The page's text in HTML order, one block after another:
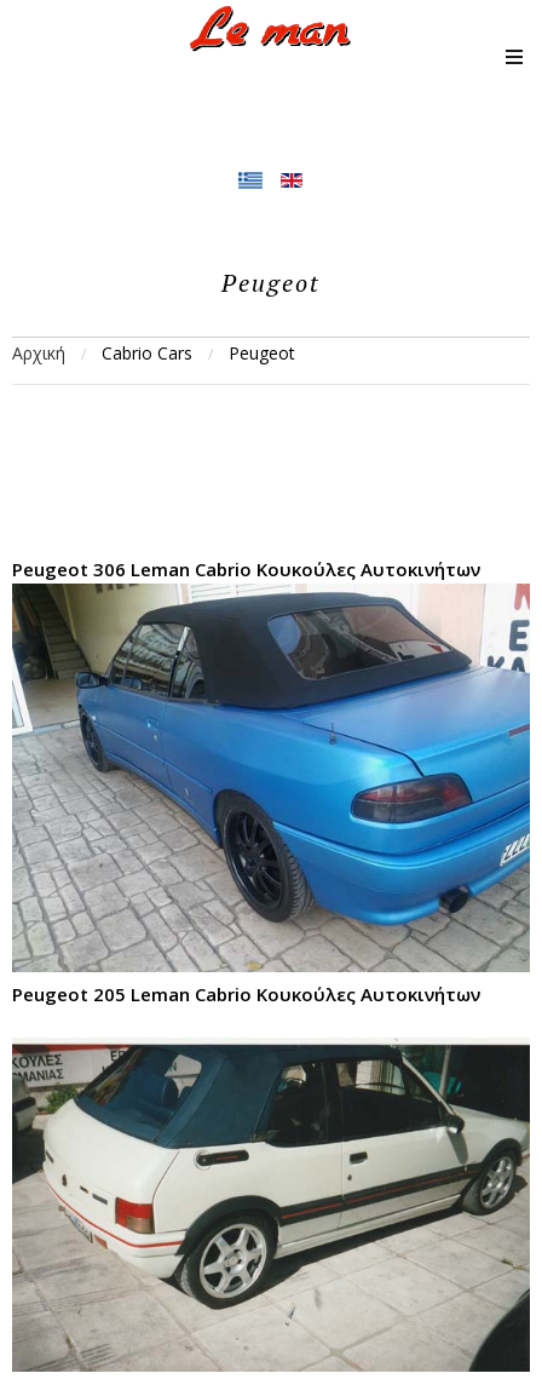
Peugeot
Αρχική / Cabrio Cars / Peugeot
Peugeot 306 Leman Cabrio Κουκούλες Αυτοκινήτων
Peugeot 205 Leman Cabrio Κουκούλες Αυτοκινήτων